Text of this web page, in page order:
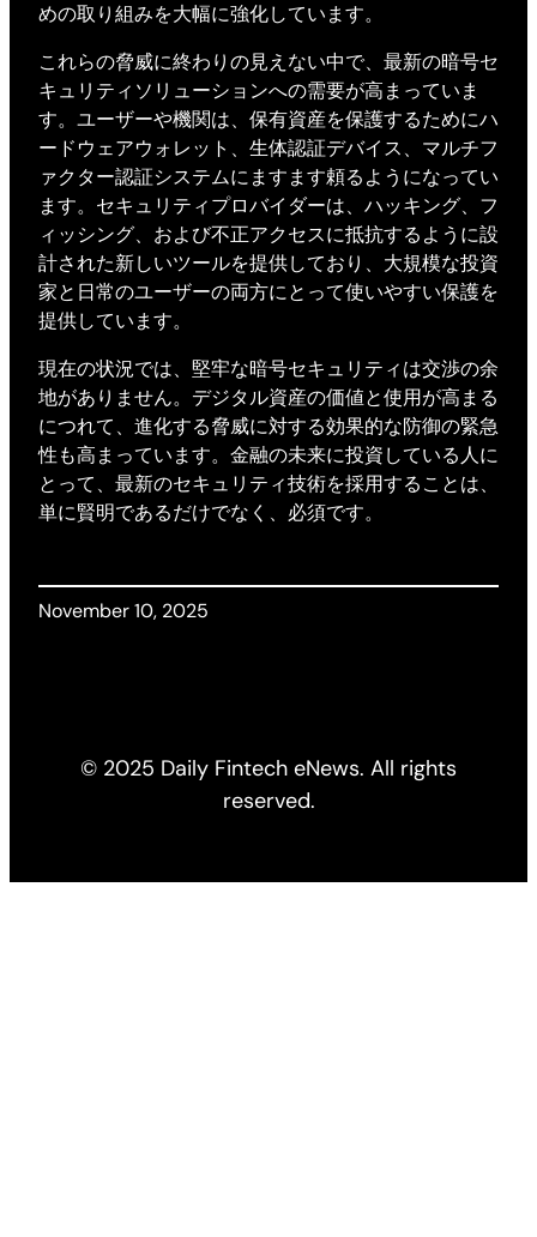
めの取り組みを大幅に強化しています。
これらの脅威に終わりの見えない中で、最新の暗号セ
キュリティソリューションへの需要が高まっていま
す。ユーザーや機関は、保有資産を保護するためにハ
ードウェアウォレット、生体認証デバイス、マルチフ
ァクター認証システムにますます頼るようになってい
ます。セキュリティプロバイダーは、ハッキング、フ
ィッシング、および不正アクセスに抵抗するように設
計された新しいツールを提供しており、大規模な投資
家と日常のユーザーの両方にとって使いやすい保護を
提供しています。
現在の状況では、堅牢な暗号セキュリティは交渉の余
地がありません。デジタル資産の価値と使用が高まる
につれて、進化する脅威に対する効果的な防御の緊急
性も高まっています。金融の未来に投資している人に
とって、最新のセキュリティ技術を採用することは、
単に賢明であるだけでなく、必須です。
November 10, 2025
© 2025 Daily Fintech eNews. All rights
reserved.